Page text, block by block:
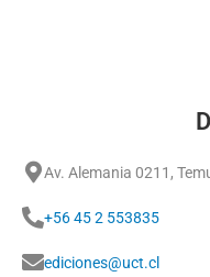
Av. Alemania 0211,
+56 45 2 553835
ediciones@uct.cl